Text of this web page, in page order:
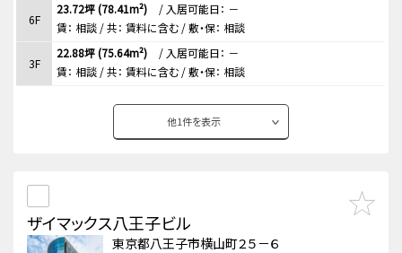
6F
23.72坪 (78.41m²) / 入居可能日： －
賃： 相談 / 共： 賃料に含む / 敷・保： 相談
3F
22.88坪 (75.64m²) / 入居可能日： －
賃： 相談 / 共： 賃料に含む / 敷・保： 相談
他1件を表示
ザイマックス八王子ビル
東京都八王子市横山町２５－６